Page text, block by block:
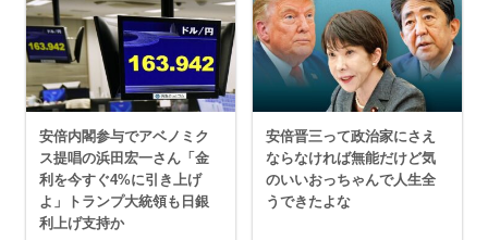
安倍内閣参与でアベノミク
ス提唱の浜田宏一さん「金
利を今すぐ4%に引き上げ
よ」トランプ大統領も日銀
利上げ支持か
安倍晋三って政治家にさえ
ならなければ無能だけど気
のいいおっちゃんで人生全
うできたよな